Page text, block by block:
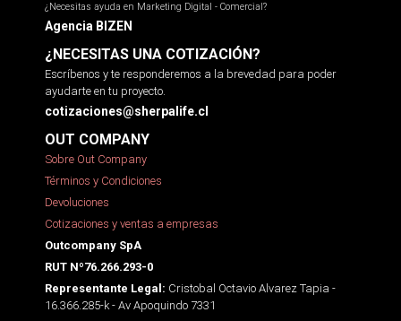
¿Necesitas ayuda en Marketing Digital - Comercial?
Agencia BIZEN
¿NECESITAS UNA COTIZACIÓN?
Escríbenos y te responderemos a la brevedad para poder
ayudarte en tu proyecto.
cotizaciones@sherpalife.cl
OUT COMPANY
Sobre Out Company
Términos y Condiciones
Devoluciones
Cotizaciones y ventas a empresas
Outcompany SpA
RUT Nº76.266.293-0
Representante Legal: Cristobal Octavio Alvarez Tapia -
16.366.285-k - Av Apoquindo 7331